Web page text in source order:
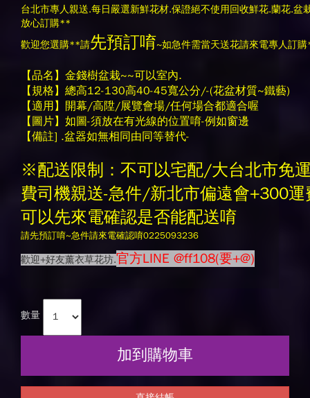
台北市專人親送.每日嚴選新鮮花材.保證絕不使用回收鮮花.蘭花.盆
放心訂購**
歡迎您選購**請先預訂唷~如急件需當天送花請來電專人訂
【品名】金錢樹盆栽~~可以室內.
【規格】總高12-130高40-45寬公分/-(花盆材質~鐵藝)
【適用】開幕/高陞/展覽會場/任何場合都適合喔
【圖片】如圖-須放在有光線的位置唷-例如窗邊
【備註] .盆器如無相同由同等替代-
※配送限制：不可以宅配/大台北市免
費司機親送-急件/新北市偏遠會+300運
可以先來電確認是否能配送唷
請先預訂唷~急件請來電確認唷0225093236
歡迎+好友薰衣草花坊.官方LINE @ff108(要+@)
數量
加到購物車